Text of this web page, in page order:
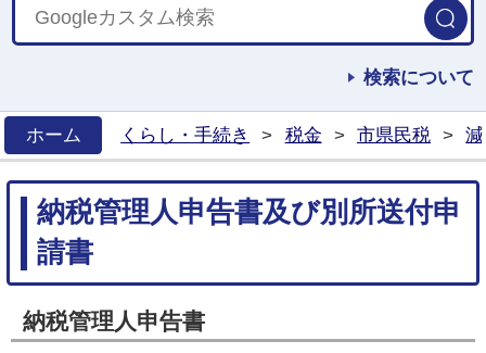
検索について
ホーム
くらし・手続き > 税金 > 市県民税 >
納税管理人申告書及び別所送付申
請書
納税管理人申告書